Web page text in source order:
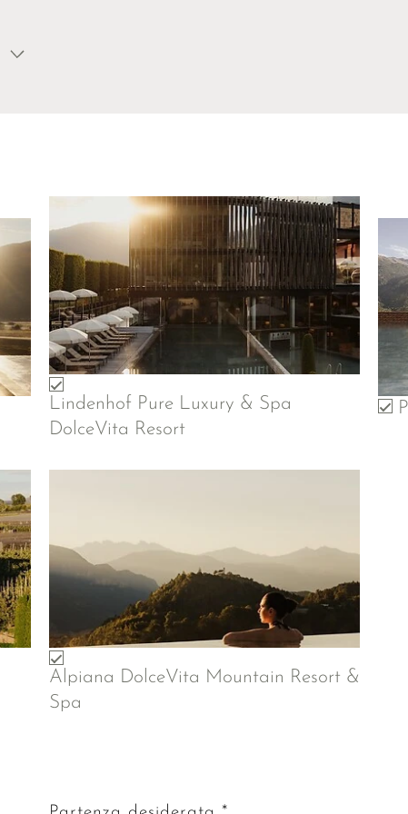
Lindenhof Pure Luxury & Spa
DolceVita Resort
Alpiana DolceVita Mountain Resort &
Spa